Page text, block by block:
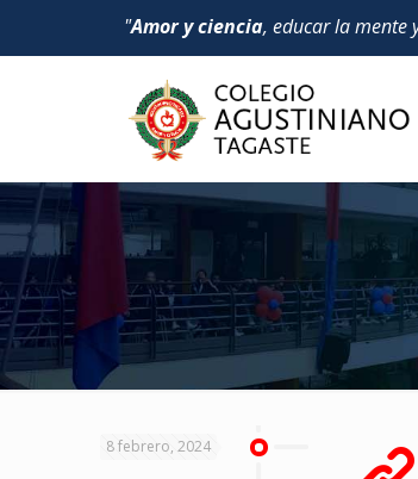
"Amor y ciencia, educar la mente
8 febrero, 2024